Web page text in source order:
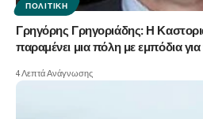
ΠΟΛΙΤΙΚΉ
Γρηγόρης Γρηγοριάδης: Η
παραμένει μια πόλη με εμπόδια
4 Λεπτά Ανάγνωσης